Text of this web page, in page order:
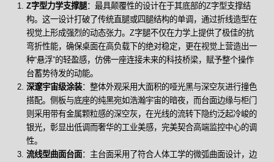
Z字型力学支撑腿：最具颠覆性的设计在于其底部的Z字型支撑结
构。这一设计打破了传统直腿或四腿结构的单调，通过折线造型在
视觉上形成强烈的动态张力。Z字腿不仅在力学上提供了极佳的抗
弯折性能，确保桌面在高负载下的绝对稳定，更在视觉上营造出一
种“悬浮”的轻盈感，仿佛一座连接未来的科技桥梁，赋予整个操作
台蓄势待发的动能。
深邃宇宙级涂装：整体外观采用大面积的哑光黑与深空灰进行撞色
搭配。侧板与底座的纯黑宛如浩瀚宇宙的暗夜，而台面边缘与柜门
则采用带有金属颗粒感的深空灰，在光线的流转下隐约泛起冷峻的
银光，彰显出低调而奢华的工业美感，完美契合高端监控中心的调
性。
流线型曲面台面：主台面采用了符合人体工学的微弧曲面设计，边